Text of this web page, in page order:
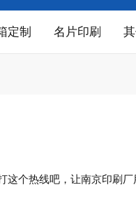
定制 名片印刷
这个热线吧，让南京印刷